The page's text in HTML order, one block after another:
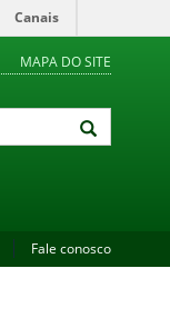
Canais
MAPA DO SITE
Fale conosco